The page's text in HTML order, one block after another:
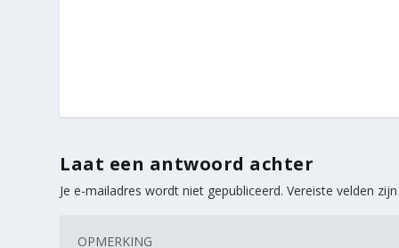
Laat een antwoord achter
Je e-mailadres wordt niet gepubliceerd. Vereiste velden